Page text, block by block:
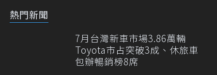
熱門新聞
7月台灣新車市場3.86萬輛
Toyota市占突破3成、休旅車
包辦暢銷榜8席